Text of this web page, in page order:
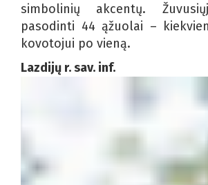
simbolinių akcentų.
pasodinti 44 ąžuolai –
kovotojui po vieną.
Lazdijų r. sav. inf.